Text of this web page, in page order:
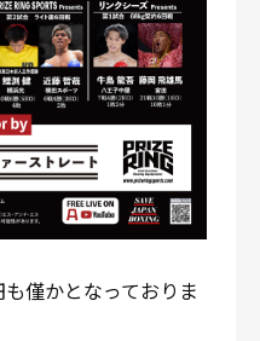
僅かとなっておりま